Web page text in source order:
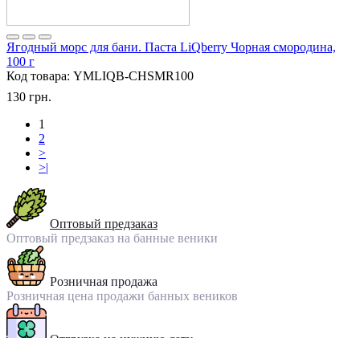
Ягодный морс для бани. Паста LiQberry Чорная смородина,
100 г
Код товара: YMLIQB-CHSMR100
130 грн.
1
2
>
>|
Оптовый предзаказ
Оптовый предзаказ на банные веники
Розничная продажа
Розничная цена продажи банных веников